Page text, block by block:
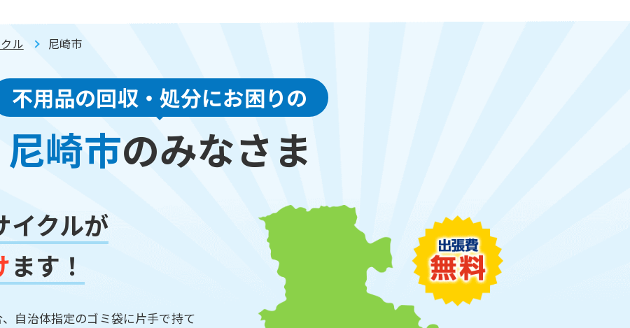
ル 尼崎市
不用品の回収・処分にお困りの
尼崎市のみなさま
イクルが
ます！
自治体指定のゴミ袋に片手で持て